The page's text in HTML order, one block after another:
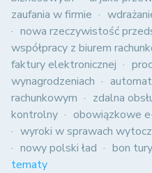
zaufania w firmie
nowa rzeczywistość
współpracy z biurem
faktury elektronicznej
wynagrodzeniach
rachunkowym
zdalna
kontrolny
obowiązkowe
wyroki w sprawach
nowy polski ład
bon
tematy